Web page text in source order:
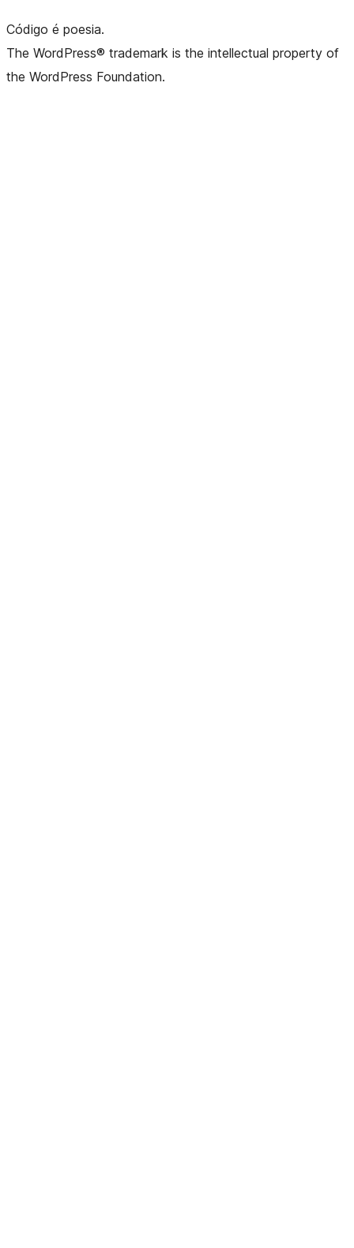
Código é poesia.
The WordPress® trademark is the intellectual property of
the WordPress Foundation.